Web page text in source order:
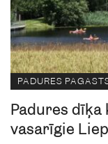
PADURES
Padures
vasarīgie